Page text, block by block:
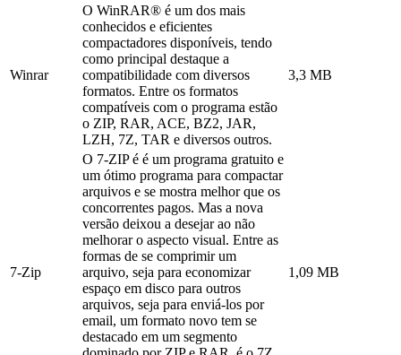
Winrar
O WinRAR® é um dos mais
conhecidos e eficientes
compactadores disponíveis, tendo
como principal destaque a
compatibilidade com diversos
formatos. Entre os formatos
compatíveis com o programa estão
o ZIP, RAR, ACE, BZ2, JAR,
LZH, 7Z, TAR e diversos outros.
3,3 MB
7-Zip
O 7-ZIP é é um programa gratuito e
um ótimo programa para compactar
arquivos e se mostra melhor que os
concorrentes pagos. Mas a nova
versão deixou a desejar ao não
melhorar o aspecto visual. Entre as
formas de se comprimir um
arquivo, seja para economizar
espaço em disco para outros
arquivos, seja para enviá-los por
email, um formato novo tem se
destacado em um segmento
1,09 MB